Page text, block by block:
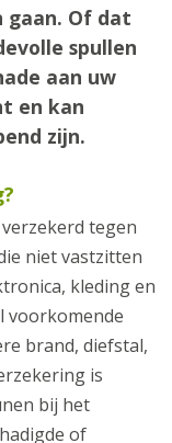
gaan. Of dat
spullen
aan uw
en kan
zijn.
tegen
niet vastzitten
kleding en
voorkomende
brand, diefstal,
is
bij het
of